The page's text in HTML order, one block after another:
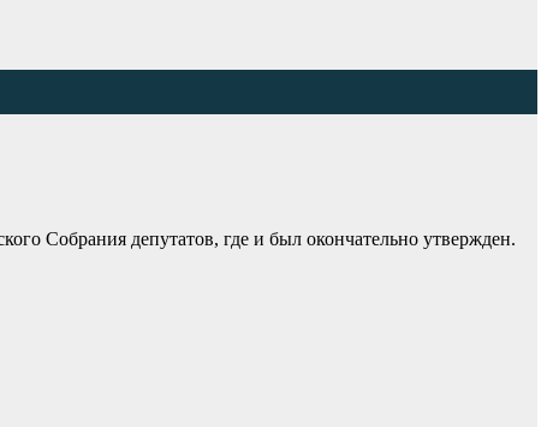
Собрания депутатов, где и был окончательно утвержден.